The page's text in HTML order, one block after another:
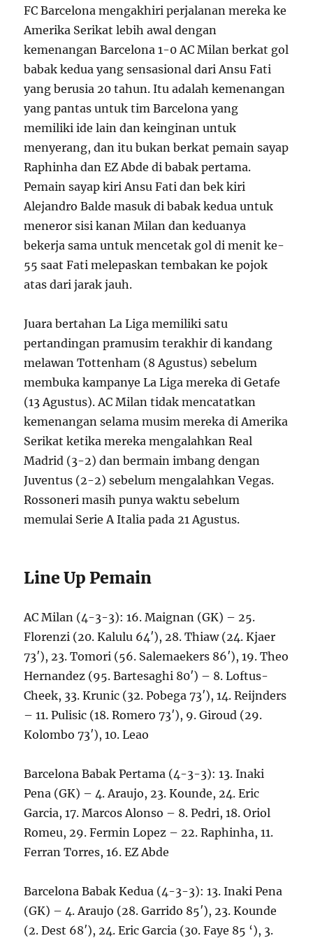
FC Barcelona mengakhiri perjalanan mereka ke
Amerika Serikat lebih awal dengan
kemenangan Barcelona 1-0 AC Milan berkat gol
babak kedua yang sensasional dari Ansu Fati
yang berusia 20 tahun. Itu adalah kemenangan
yang pantas untuk tim Barcelona yang
memiliki ide lain dan keinginan untuk
menyerang, dan itu bukan berkat pemain sayap
Raphinha dan EZ Abde di babak pertama.
Pemain sayap kiri Ansu Fati dan bek kiri
Alejandro Balde masuk di babak kedua untuk
meneror sisi kanan Milan dan keduanya
bekerja sama untuk mencetak gol di menit ke-
55 saat Fati melepaskan tembakan ke pojok
atas dari jarak jauh.
Juara bertahan La Liga memiliki satu
pertandingan pramusim terakhir di kandang
melawan Tottenham (8 Agustus) sebelum
membuka kampanye La Liga mereka di Getafe
(13 Agustus). AC Milan tidak mencatatkan
kemenangan selama musim mereka di Amerika
Serikat ketika mereka mengalahkan Real
Madrid (3-2) dan bermain imbang dengan
Juventus (2-2) sebelum mengalahkan Vegas.
Rossoneri masih punya waktu sebelum
memulai Serie A Italia pada 21 Agustus.
Line Up Pemain
AC Milan (4-3-3): 16. Maignan (GK) – 25.
Florenzi (20. Kalulu 64′), 28. Thiaw (24. Kjaer
73′), 23. Tomori (56. Salemaekers 86′), 19. Theo
Hernandez (95. Bartesaghi 80′) – 8. Loftus-
Cheek, 33. Krunic (32. Pobega 73′), 14. Reijnders
– 11. Pulisic (18. Romero 73′), 9. Giroud (29.
Kolombo 73′), 10. Leao
Barcelona Babak Pertama (4-3-3): 13. Inaki
Pena (GK) – 4. Araujo, 23. Kounde, 24. Eric
Garcia, 17. Marcos Alonso – 8. Pedri, 18. Oriol
Romeu, 29. Fermin Lopez – 22. Raphinha, 11.
Ferran Torres, 16. EZ Abde
Barcelona Babak Kedua (4-3-3): 13. Inaki Pena
(GK) – 4. Araujo (28. Garrido 85′), 23. Kounde
(2. Dest 68′), 24. Eric Garcia (30. Faye 85 ‘), 3.